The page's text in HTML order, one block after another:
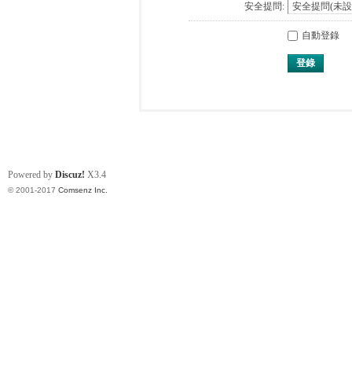
安全提問:
自動登錄
登錄
Powered by Discuz! X3.4
© 2001-2017 Comsenz Inc.